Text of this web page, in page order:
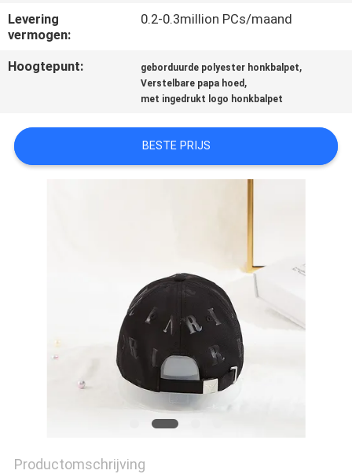
PRIVACY
POLICY
Levering
vermogen:
0.2-0.3million PCs/maand
Hoogtepunt: geborduurde polyester honkbalpet,
Verstelbare papa hoed ,
met ingedrukt logo honkbalpet
BESTE PRIJS
Productomschrijving